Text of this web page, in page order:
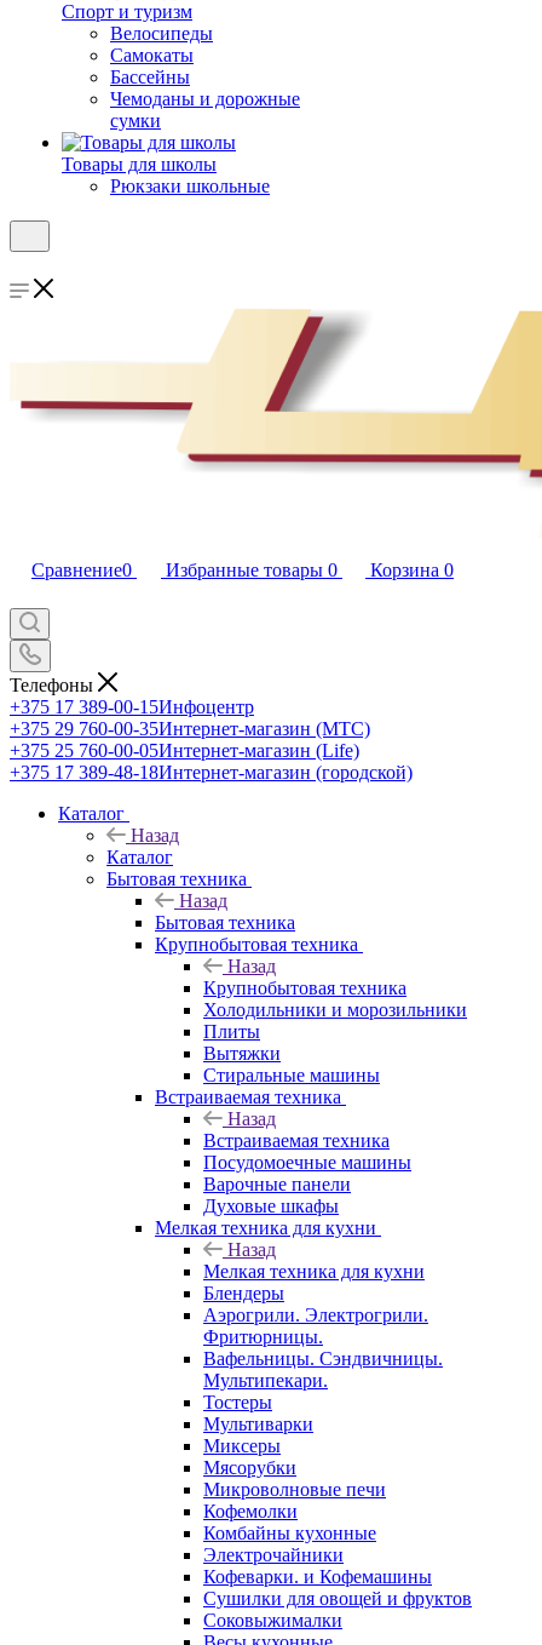
Спорт и туризм
Велосипеды
Самокаты
Бассейны
Чемоданы и дорожные
сумки
Товары для школы
Рюкзаки школьные
Сравнение0 Избранные товары 0 Корзина 0
Телефоны
+375 17 389-00-15Инфоцентр
+375 29 760-00-35Интернет-магазин (МТС)
+375 25 760-00-05Интернет-магазин (Life)
+375 17 389-48-18Интернет-магазин (городской)
Каталог
Назад
Каталог
Бытовая техника
Назад
Бытовая техника
Крупнобытовая техника
Назад
Крупнобытовая техника
Холодильники и морозильники
Плиты
Вытяжки
Стиральные машины
Встраиваемая техника
Назад
Встраиваемая техника
Посудомоечные машины
Варочные панели
Духовые шкафы
Мелкая техника для кухни
Назад
Мелкая техника для кухни
Блендеры
Аэрогрили. Электрогрили.
Фритюрницы.
Вафельницы. Сэндвичницы.
Мультипекари.
Тостеры
Мультиварки
Миксеры
Мясорубки
Микроволновые печи
Кофемолки
Комбайны кухонные
Электрочайники
Кофеварки. и Кофемашины
Сушилки для овощей и фруктов
Соковыжималки